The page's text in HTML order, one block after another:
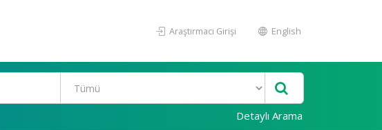
Araştırmacı Girişi English
Detaylı Arama